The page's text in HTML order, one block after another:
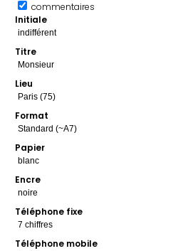
commentaires
Initiale
Titre
Lieu
Format
Papier
Encre
Téléphone fixe
Téléphone mobile